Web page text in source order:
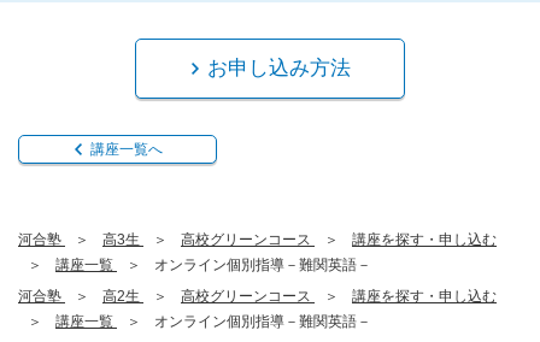
お申し込み方法
講座一覧へ
河合塾 高3生 高校グリーンコース
講座を探す・申し込む
講座一覧
オンライン個別指導－難関英語－
河合塾
高2生 高校グリーンコース
講座を探す・申し込む
講座一覧
オンライン個別指導－難関英語－